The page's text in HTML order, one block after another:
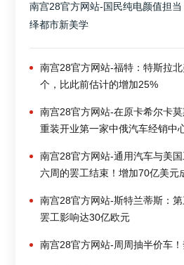
南宫28官方网站-国民纯电颜值担
绎都市新美学
南宫28官方网站-福特：特斯拉
个，比此前估计的增加25%
南宫28官方网站-在原卡希尔卡
重装开业第一家中俄汽车经销中
南宫28官方网站-通用汽车与美
六周的罢工结束！增加70亿美元
南宫28官方网站-斯特兰蒂斯：
罢工影响达30亿欧元
南宫28官方网站-周周抽半价车！